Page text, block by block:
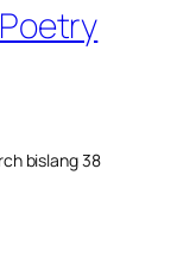
bislang 38